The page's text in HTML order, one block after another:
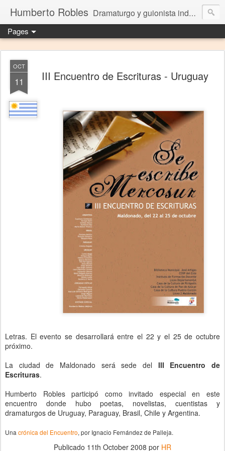
Humberto Robles Dramaturgo y guionista independiente
Pages
OCT
11 III Encuentro de Escrituras - Uruguay
Letras. El evento se desarrollará entre el 22 y el 25 de octubre
próximo.
La ciudad de Maldonado será sede del III Encuentro de
Escrituras.
Humberto Robles participó como invitado especial en este
encuentro donde hubo poetas, novelistas, cuentistas y
dramaturgos de Uruguay, Paraguay, Brasil, Chile y Argentina.
Una crónica del Encuentro, por Ignacio Fernández de Palleja.
Publicado 11th October 2008 por HR